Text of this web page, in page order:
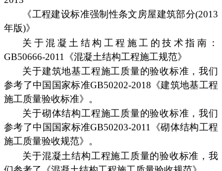
《工程建设标准强制性条文房屋建筑部分(2013
年版)》
关于混凝土结构工程施工的技术指南：
GB50666-2011《混凝土结构工程施工规范》
关于建筑地基工程施工质量的验收标准，我们
参考了中国国家标准GB50202-2018《建筑地基工程
施工质量验收标准》。
关于砌体结构工程施工质量的验收标准，我们
参考了中国国家标准GB50203-2011《砌体结构工程
施工质量验收规范》。
关于混凝土结构工程施工质量的验收标准，我